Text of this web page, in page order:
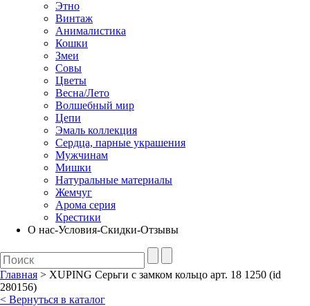
Этно
Винтаж
Анималистика
Кошки
Змеи
Совы
Цветы
Весна/Лето
Волшебный мир
Цепи
Эмаль коллекция
Сердца, парные украшения
Мужчинам
Мишки
Натуральные материалы
Жемчуг
Арома серия
Крестики
О нас-Условия-Скидки-Отзывы
Главная > XUPING Серьги с замком кольцо арт. 18 1250 (id
280156)
< Вернуться в каталог